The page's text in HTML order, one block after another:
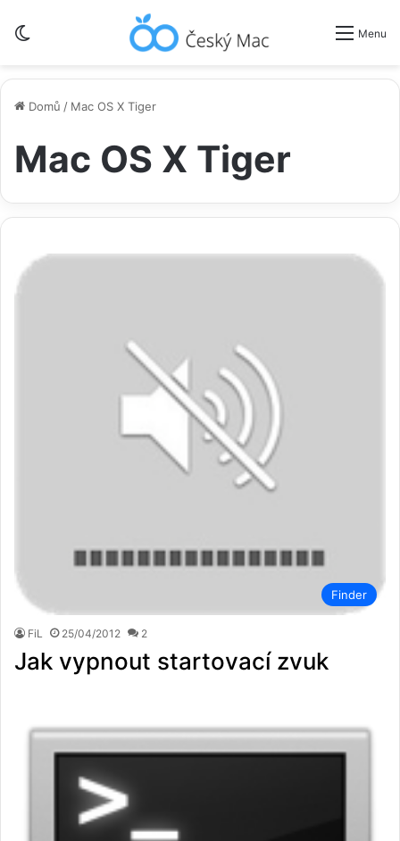
Menu
Domů / Mac OS X Tiger
Mac OS X Tiger
Finder
FiL 25/04/2012 2
Jak vypnout startovací zvuk